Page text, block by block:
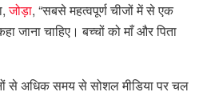
जोड़ा, “सबसे महत्वपूर्ण चीजों में से एक
चाहिए। बच्चों को माँ और पिता
से अधिक समय से सोशल मीडिया पर चल